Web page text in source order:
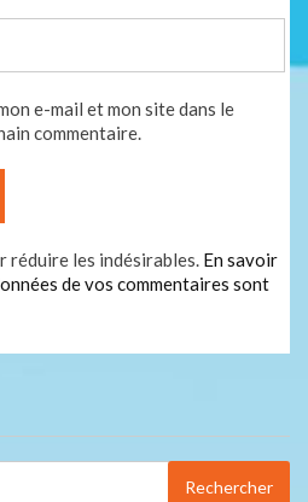
e-mail et mon site dans le
commentaire.
réduire les indésirables. En savoir
de vos commentaires sont